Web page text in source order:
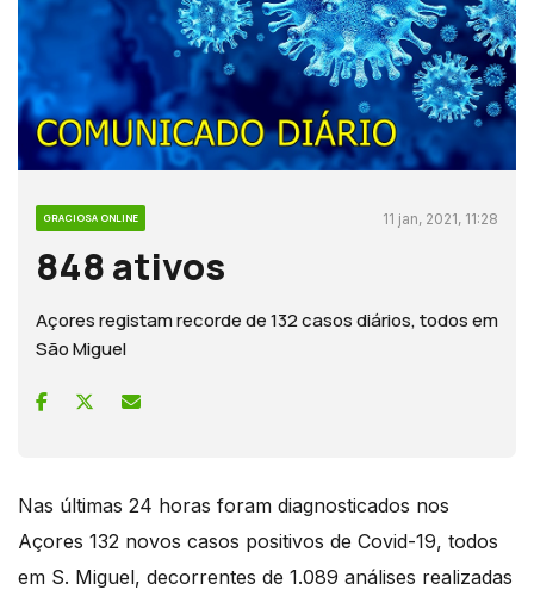
GRACIOSA ONLINE 11 jan, 2021, 11:28
848 ativos
Açores registam recorde de 132 casos diários, todos em
São Miguel
Nas últimas 24 horas foram diagnosticados nos
Açores 132 novos casos positivos de Covid-19, todos
em S. Miguel, decorrentes de 1.089 análises realizadas